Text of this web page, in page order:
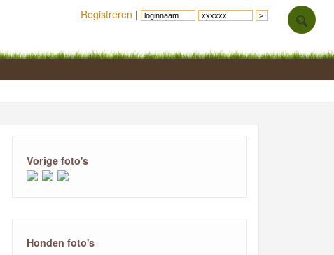
Vorige foto's
Honden foto's
Registreren |